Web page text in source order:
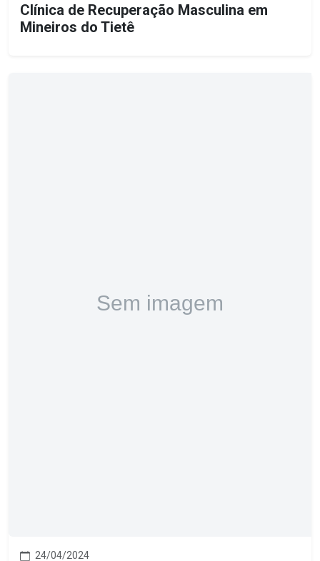
Clínica de Recuperação Masculina em
Mineiros do Tietê
24/04/2024